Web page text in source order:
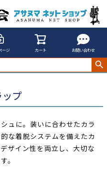
ージ カート お問い合わせ
ップ
ュに。装いに合わせたカラ
な着脱システムを備えたカ
ザイン性を両立し、大切な
。